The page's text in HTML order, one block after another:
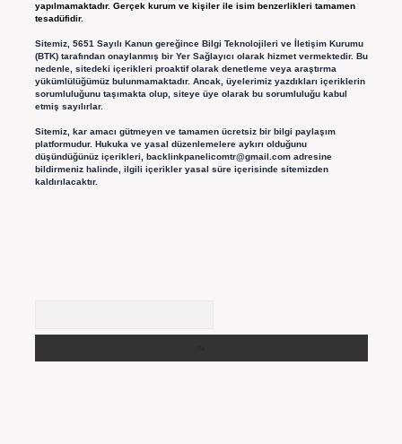
yapılmamaktadır. Gerçek kurum ve kişiler ile isim benzerlikleri tamamen
tesadüfidir.
Sitemiz, 5651 Sayılı Kanun gereğince Bilgi Teknolojileri ve İletişim Kurumu
(BTK) tarafından onaylanmış bir Yer Sağlayıcı olarak hizmet vermektedir. Bu
nedenle, sitedeki içerikleri proaktif olarak denetleme veya araştırma
yükümlülüğümüz bulunmamaktadır. Ancak, üyelerimiz yazdıkları içeriklerin
sorumluluğunu taşımakta olup, siteye üye olarak bu sorumluluğu kabul
etmiş sayılırlar.
Sitemiz, kar amacı gütmeyen ve tamamen ücretsiz bir bilgi paylaşım
platformudur. Hukuka ve yasal düzenlemelere aykırı olduğunu
düşündüğünüz içerikleri, backlinkpanelicomtr@gmail.comadresine
bildirmeniz halinde, ilgili içerikler yasal süre içerisinde sitemizden
kaldırılacaktır.